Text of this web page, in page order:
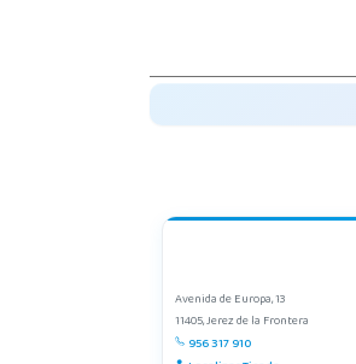
Avenida de Europa, 13
11405, Jerez de la Frontera
956 317 910